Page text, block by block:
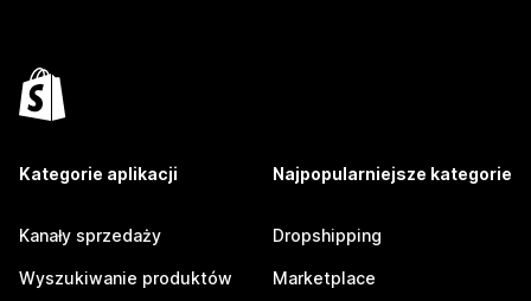
Kategorie aplikacji
Kanały sprzedaży
Wyszukiwanie produktów
Najpopularniejsze kategorie
Dropshipping
Marketplace